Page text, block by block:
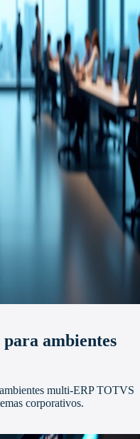
ambientes
multi-ERP TOTVS
corporativos.